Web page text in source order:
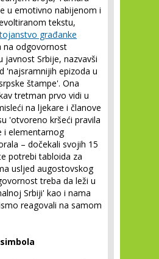
u emotivno nabijenom i
tekstu,
građanke
na odgovornost
javnost Srbije, nazvavši
'najsramnijih epizoda u
štampe'. Ona
tretman prvo vidi u
na ljekare i članove
'otvoreno kršeći pravila
i elementarnog
– dočekali svojih 15
potrebi tabloida za
usljed augostovskog
treba da leži u
Srbiji' kao i nama
reagovali na samom